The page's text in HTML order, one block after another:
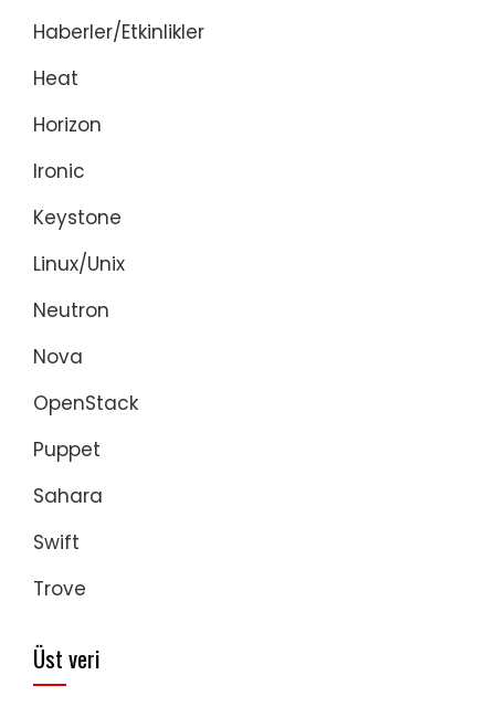
Haberler/Etkinlikler
Heat
Horizon
Ironic
Keystone
Linux/Unix
Neutron
Nova
OpenStack
Puppet
Sahara
Swift
Trove
Üst veri